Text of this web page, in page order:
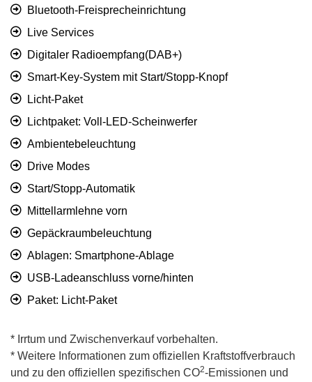
Bluetooth-Freisprecheinrichtung
Live Services
Digitaler Radioempfang(DAB+)
Smart-Key-System mit Start/Stopp-Knopf
Licht-Paket
Lichtpaket: Voll-LED-Scheinwerfer
Ambientebeleuchtung
Drive Modes
Start/Stopp-Automatik
Mittellarmlehne vorn
Gepäckraumbeleuchtung
Ablagen: Smartphone-Ablage
USB-Ladeanschluss vorne/hinten
Paket: Licht-Paket
* Irrtum und Zwischenverkauf vorbehalten.
* Weitere Informationen zum offiziellen Kraftstoffverbrauch
und zu den offiziellen spezifischen CO2-Emissionen und